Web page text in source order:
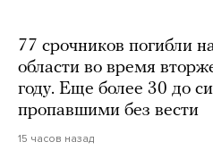
77 срочников погибли
области во время
году. Еще более 30 до
пропавшими без вести
15 часов назад